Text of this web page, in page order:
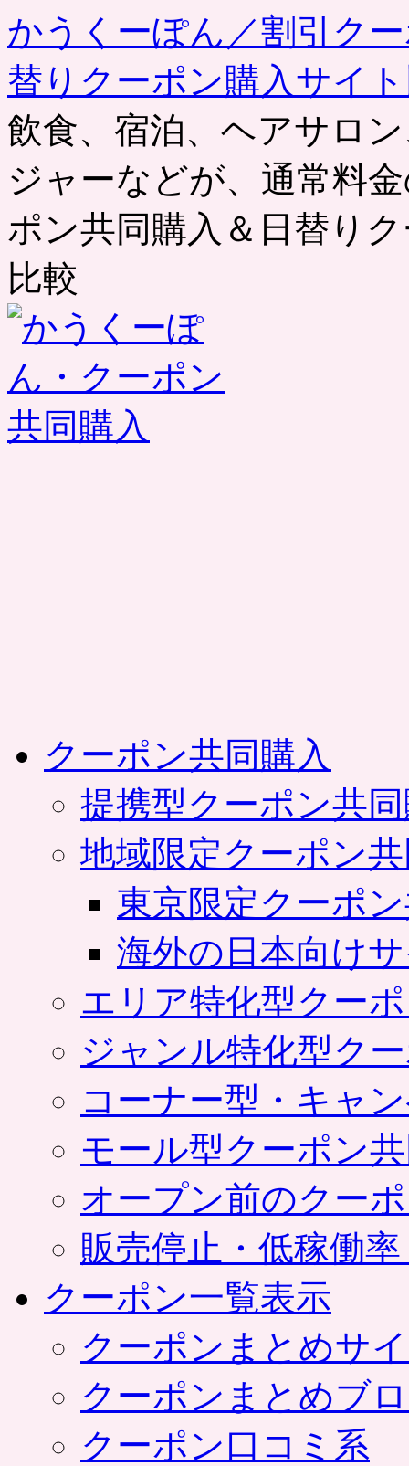
かうくーぽん／割引ク
替りクーポン購入サイ
飲食、宿泊、ヘアサロ
ジャーなどが、通常料
ポン共同購入＆日替り
比較
クーポン共同購入
提携型クーポン共
地域限定クーポン
東京限定クーポ
海外の日本向け
エリア特化型クー
ジャンル特化型ク
コーナー型・キャ
モール型クーポン
オープン前のクー
販売停止・低稼働
クーポン一覧表示
クーポンまとめサ
クーポンまとめブ
クーポン口コミ系